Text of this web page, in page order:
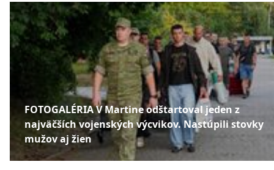
FOTOGALÉRIA V Martine odštartoval jeden z
najväčších vojenských výcvikov. Nastúpili stovky
mužov aj žien